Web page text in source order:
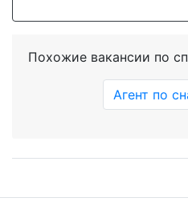
Похожие вакансии по
Агент по